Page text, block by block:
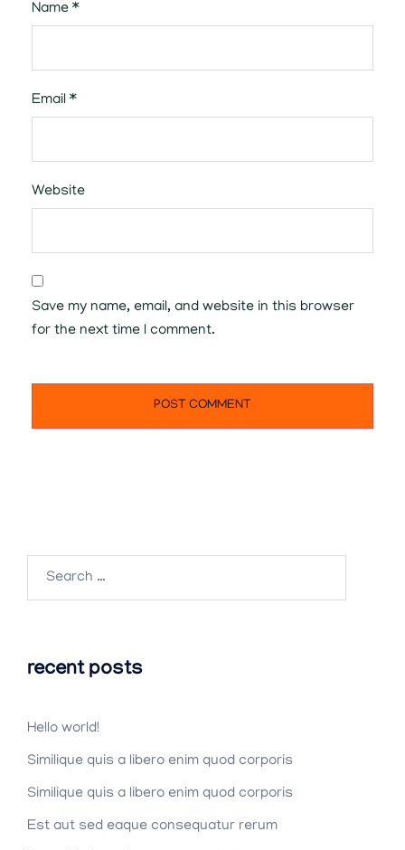
Name *
Email *
Website
Save my name, email, and website in this browser
for the next time I comment.
recent posts
Hello world!
Similique quis a libero enim quod corporis
Similique quis a libero enim quod corporis
Est aut sed eaque consequatur rerum